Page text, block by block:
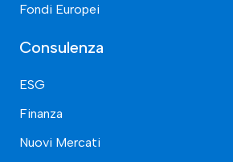
Fondi Europei
Consulenza
ESG
Finanza
Nuovi Mercati